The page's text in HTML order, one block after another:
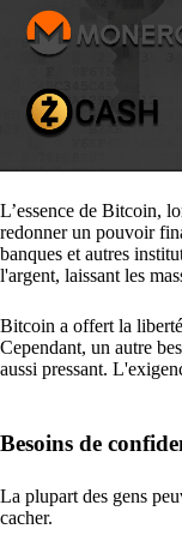
L’essence de Bitcoin,
redonner un pouvoir
banques et autres
l'argent, laissant les
Bitcoin a offert la
Cependant, un autre
aussi pressant.
Besoins de
La plupart des gens
cacher.